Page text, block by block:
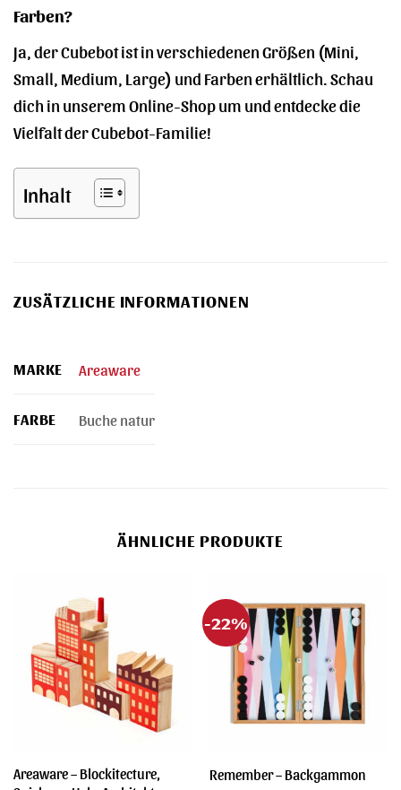
Farben?
Ja, der Cubebot ist in verschiedenen Größen (Mini,
Small, Medium, Large) und Farben erhältlich. Schau
dich in unserem Online-Shop um und entdecke die
Vielfalt der Cubebot-Familie!
Inhalt
ZUSÄTZLICHE INFORMATIONEN
MARKE Areaware
FARBE Buche natur
ÄHNLICHE PRODUKTE
Areaware – Blockitecture,
-22%
Remember – Backgammon